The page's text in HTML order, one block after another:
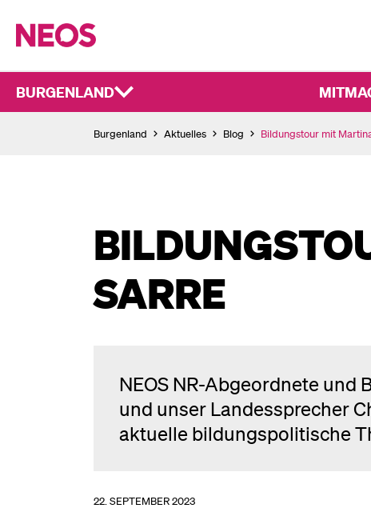
BURGENLAND
Burgenland Aktuelles Blog Bildungstour mit
SARRE
NEOS NR-Abgeordnete und
und unser Landessprecher
aktuelle bildungspolitische
22. SEPTEMBER 2023